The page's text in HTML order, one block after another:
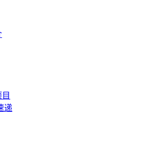
递